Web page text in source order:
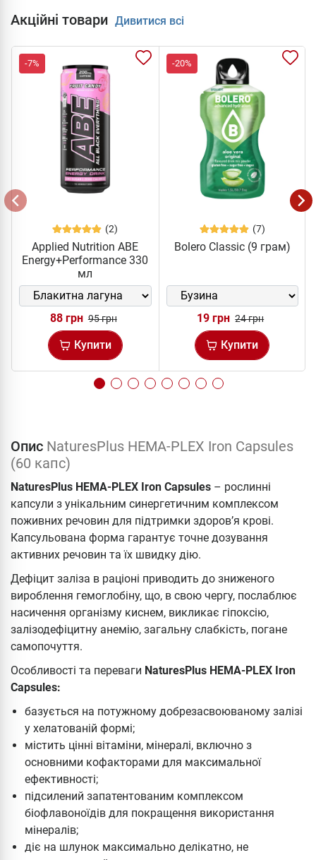
Акційні товари Дивитися всі
-7%
(2)
Applied Nutrition ABE
Energy+Performance 330
мл
88 грн 95 грн
Купити
-20%
(7)
Bolero Classic (9 грам)
19 грн 24 грн
Купити
Опис NaturesPlus HEMA-PLEX Iron Capsules
(60 капс)
NaturesPlus HEMA-PLEX Iron Capsules – рослинні
капсули з унікальним синергетичним комплексом
поживних речовин для підтримки здоров’я крові.
Капсульована форма гарантує точне дозування
активних речовин та їх швидку дію.
Дефіцит заліза в раціоні приводить до зниженого
вироблення гемоглобіну, що, в свою чергу, послаблює
насичення організму киснем, викликає гіпоксію,
залізодефіцитну анемію, загальну слабкість, погане
самопочуття.
Особливості та переваги NaturesPlus HEMA-PLEX Iron
Capsules:
базується на потужному добрезасвоюваному залізі
у хелатованій формі;
містить цінні вітаміни, мінералі, включно з
основними кофакторами для максимальної
ефективності;
підсилений запатентованим комплексом
біофлавоноїдів для покращення використання
мінералів;
діє на шлунок максимально делікатно, не